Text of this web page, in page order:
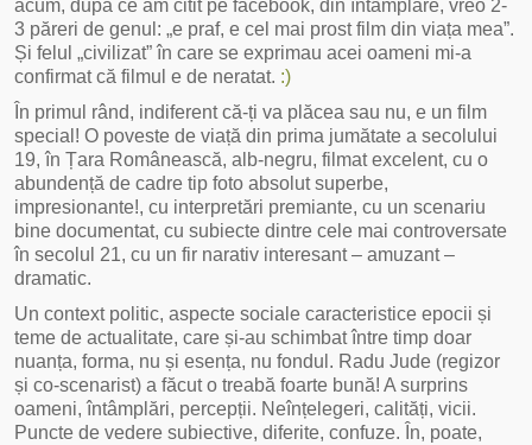
acum, după ce am citit pe facebook, din întâmplare, vreo 2-
3 păreri de genul: „e praf, e cel mai prost film din viața mea”.
Și felul „civilizat” în care se exprimau acei oameni mi-a
confirmat că filmul e de neratat. :)
În primul rând, indiferent că-ți va plăcea sau nu, e un film
special! O poveste de viață din prima jumătate a secolului
19, în Țara Românească, alb-negru, filmat excelent, cu o
abundență de cadre tip foto absolut superbe,
impresionante!, cu interpretări premiante, cu un scenariu
bine documentat, cu subiecte dintre cele mai controversate
în secolul 21, cu un fir narativ interesant – amuzant –
dramatic.
Un context politic, aspecte sociale caracteristice epocii și
teme de actualitate, care și-au schimbat între timp doar
nuanța, forma, nu și esența, nu fondul. Radu Jude (regizor
și co-scenarist) a făcut o treabă foarte bună! A surprins
oameni, întâmplări, percepții. Neînțelegeri, calități, vicii.
Puncte de vedere subiective, diferite, confuze. În, poate,